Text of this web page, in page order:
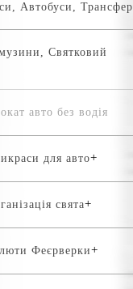
Автобуси, Трансфер
Святковий
авто без водія
для авто
свята
Феєрверки